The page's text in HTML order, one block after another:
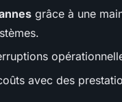
grâce à une
avec des